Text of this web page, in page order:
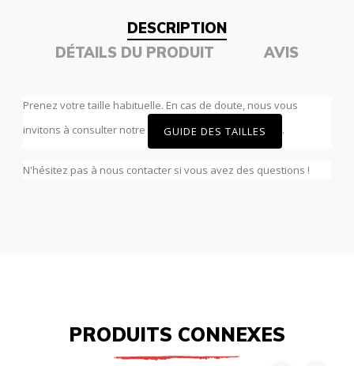
DESCRIPTION
DÉTAILS DU PRODUIT
AVIS
Prenez votre taille habituelle. En cas de doute, nous vous
invitons à consulter notre
GUIDE DES TAILLES .
N'hésitez pas à nous contacter si vous avez des questions !
PRODUITS CONNEXES